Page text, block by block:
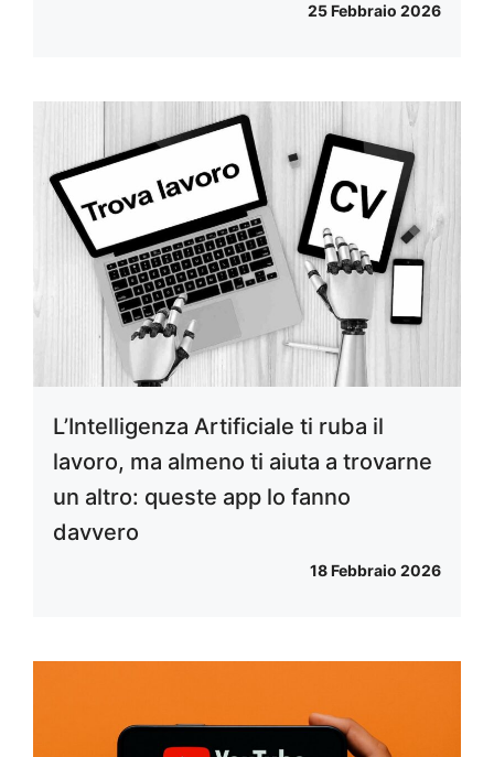
25 Febbraio 2026
L’Intelligenza Artificiale ti ruba il
lavoro, ma almeno ti aiuta a trovarne
un altro: queste app lo fanno
davvero
18 Febbraio 2026